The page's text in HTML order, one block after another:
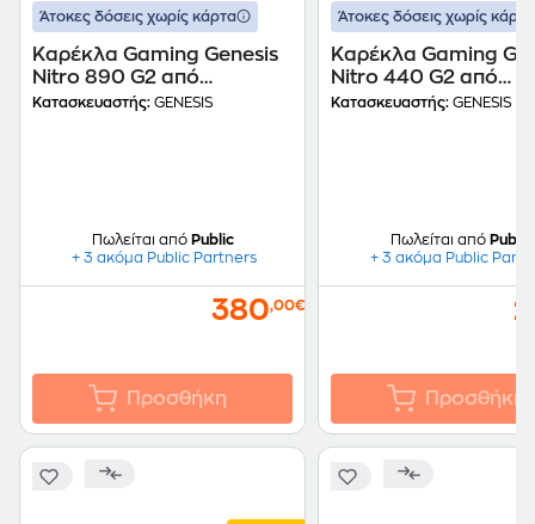
Άτοκες δόσεις χωρίς κάρτα
Καρέκλα Gaming Genesis
Nitro 890 G2 από
Δερματίνη & Ύφασμα -
Κατασκευαστής: GENESIS
Πωλείται από Public
+ 3 ακόμα Public Partners
380,00€
Προσθήκη
Άτοκες δόσεις χωρίς κάρτα
Καρέκλα Gaming
Nitro 440 G2 από
Δερματίνη & Ύφασμα
Κατασκευαστής: GENESIS
Πωλείται από Public
+ 3 ακόμα Public
Προσθήκη